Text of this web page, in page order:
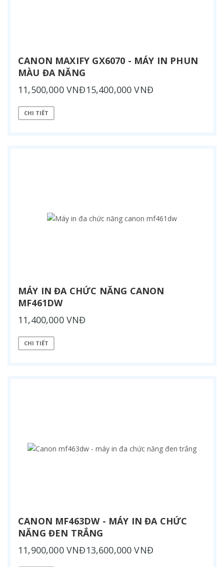
CANON MAXIFY GX6070 - MÁY IN PHUN
MÀU ĐA NĂNG
11,500,000 VNĐ15,400,000 VNĐ
CHI TIẾT
MÁY IN ĐA CHỨC NĂNG CANON
MF461DW
11,400,000 VNĐ
CHI TIẾT
CANON MF463DW - MÁY IN ĐA CHỨC
NĂNG ĐEN TRẮNG
11,900,000 VNĐ13,600,000 VNĐ